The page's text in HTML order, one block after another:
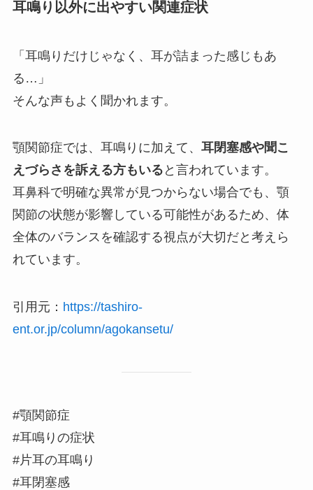
耳鳴り以外に出やすい関連症状
「耳鳴りだけじゃなく、耳が詰まった感じもあ
る…」
そんな声もよく聞かれます。
顎関節症では、耳鳴りに加えて、 耳閉塞感や聞こ
えづらさを訴える方もいる と言われています。
耳鼻科で明確な異常が見つからない場合でも、顎
関節の状態が影響している可能性があるため、体
全体のバランスを確認する視点が大切だと考えら
れています。
引用元： https://tashiro-
ent.or.jp/column/agokansetu/
#顎関節症
#耳鳴りの症状
#片耳の耳鳴り
#耳閉塞感